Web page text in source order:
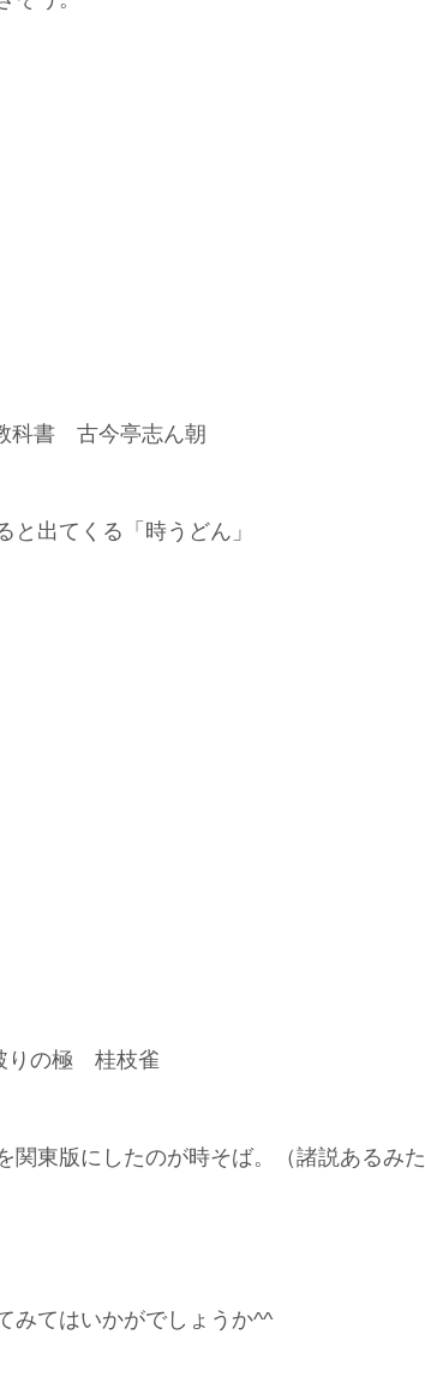
科書　古今亭志ん朝
と出てくる「時うどん」
りの極　桂枝雀
関東版にしたのが時そば。（諸説あるみた
みてはいかがでしょうか^^